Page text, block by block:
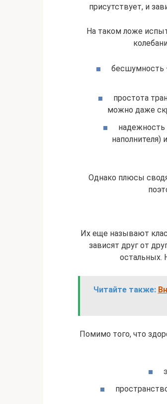
присутствует, и
На таком ложе
бесшумность
простота
можно даже
надежность
наполнителя)
Однако плюсы
Их еще называют
зависят друг от
остальных.
Читайте также:
Помимо того, что